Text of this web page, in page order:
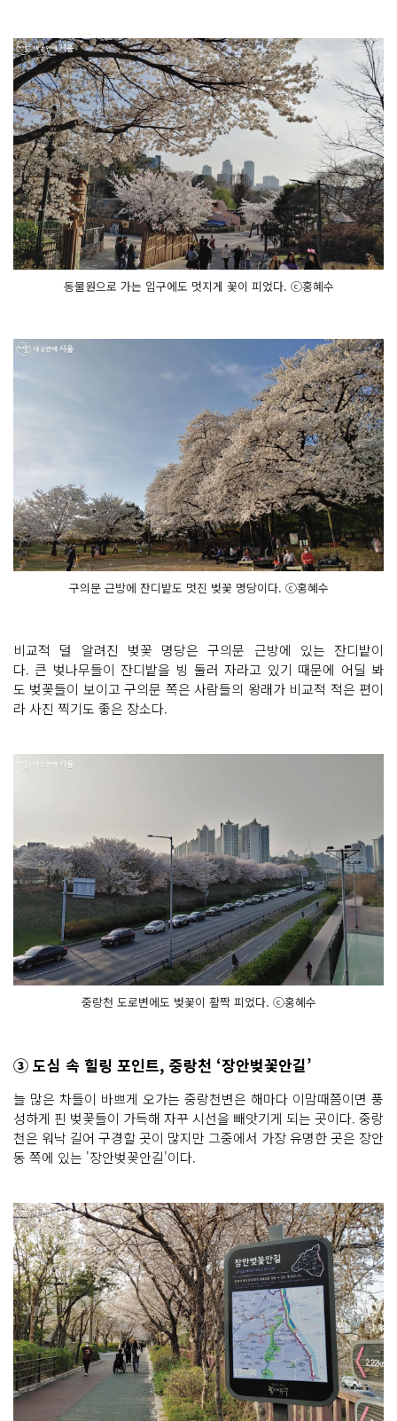
동물원으로 가는 입구에도 멋지게 꽃이 피었다. ⓒ홍혜수
구의문 근방에 잔디밭도 멋진 벚꽃 명당이다. ⓒ홍혜수
비교적 덜 알려진 벚꽃 명당은 구의문 근방에 있는 잔디밭이
다. 큰 벚나무들이 잔디밭을 빙 둘러 자라고 있기 때문에 어딜 봐
도 벚꽃들이 보이고 구의문 쪽은 사람들의 왕래가 비교적 적은 편이
라 사진 찍기도 좋은 장소다.
중랑천 도로변에도 벚꽃이 활짝 피었다. ⓒ홍혜수
③ 도심 속 힐링 포인트, 중랑천 ‘장안벚꽃안길’
늘 많은 차들이 바쁘게 오가는 중랑천변은 해마다 이맘때쯤이면 풍
성하게 핀 벚꽃들이 가득해 자꾸 시선을 빼앗기게 되는 곳이다. 중랑
천은 워낙 길어 구경할 곳이 많지만 그중에서 가장 유명한 곳은 장안
동 쪽에 있는 '장안벚꽃안길'이다.